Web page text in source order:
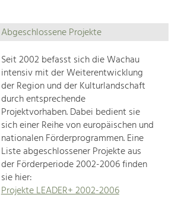
Themenübersicht
Die
Regionalentwicklung
in
unserer
Region
ist
sehr
vielfältig.
Deshalb
geben
wir
hier
Abgeschlossene Projekte
Seit 2002 befasst sich die Wachau
intensiv mit der Weiterentwicklung
der Region und der Kulturlandschaft
durch entsprechende
Projektvorhaben. Dabei bedient sie
sich einer Reihe von europäischen und
nationalen Förderprogrammen. Eine
Liste abgeschlossener Projekte aus
der Förderperiode 2002-2006 finden
sie hier:
Projekte LEADER+ 2002-2006